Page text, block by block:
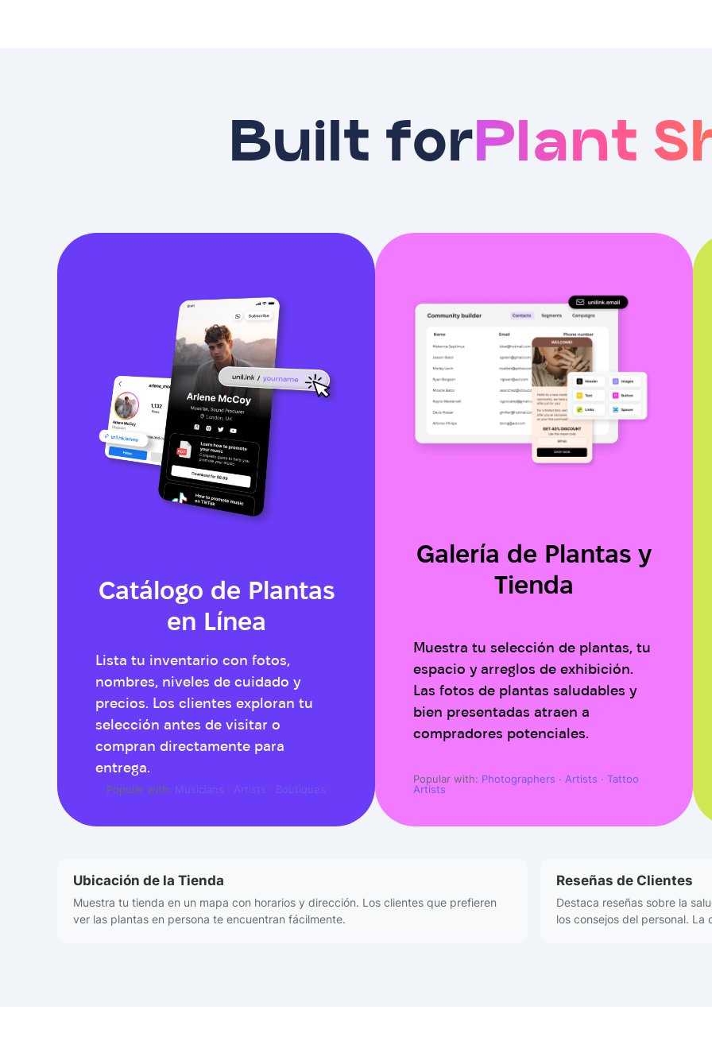
Built forPlant
Catálogo de Plantas
en Línea
Lista tu inventario con fotos,
nombres, niveles de cuidado y
precios. Los clientes exploran tu
selección antes de visitar o
compran directamente para
entrega.
Popular with: Musicians · Artists · Boutiques
Galería de Plantas y
Tienda
Muestra tu selección de plantas, tu
espacio y arreglos de exhibición.
Las fotos de plantas saludables y
bien presentadas atraen a
compradores potenciales.
Popular with: Photographers · Artists · Tattoo
Artists
Ubicación de la Tienda
Muestra tu tienda en un mapa con horarios y dirección. Los clientes que prefieren
ver las plantas en persona te encuentran fácilmente.
Reseñas de Clientes
Destaca reseñas sobre la
los consejos del personal.